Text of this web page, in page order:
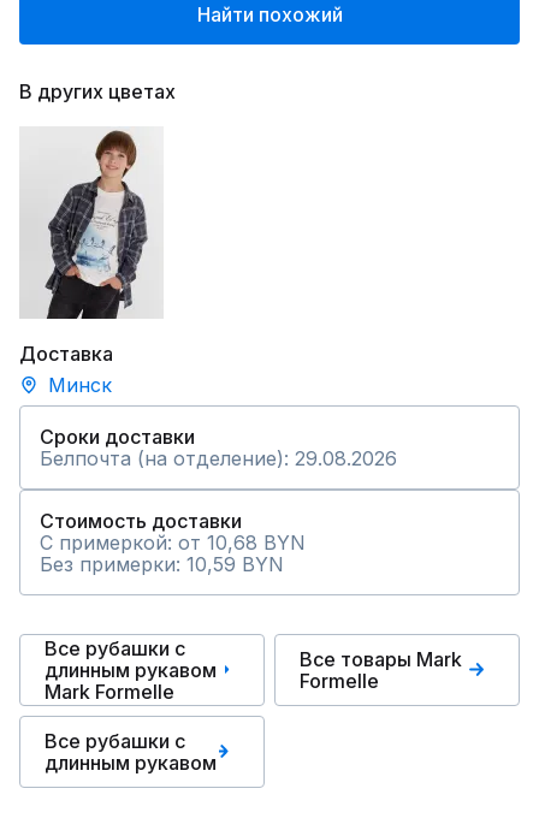
Найти похожий
В других цветах
Доставка
Минск
Сроки доставки
Белпочта (на отделение): 29.08.2026
Стоимость доставки
С примеркой: от 10,68 BYN
Без примерки: 10,59 BYN
Все рубашки с
длинным рукавом
Mark Formelle
Все товары Mark
Formelle
Все рубашки с
длинным рукавом